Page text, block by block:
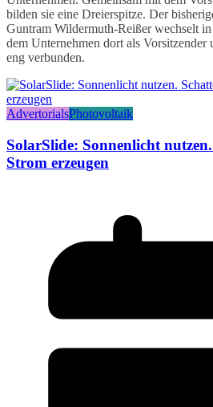
bilden sie eine Dreierspitze. Der
Guntram Wildermuth-Reißer wechselt
dem Unternehmen dort als Vorsitzender
eng verbunden.
AdvertorialsPhotovoltaik
SolarSlide: Sonnenlicht
Strom erzeugen